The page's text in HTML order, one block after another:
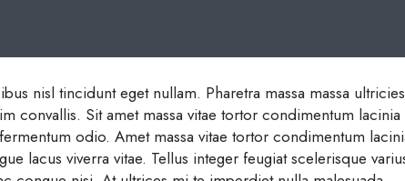
nisl tincidunt eget nullam. Pharetra massa massa
convallis. Sit amet massa vitae tortor condimentum lacinia
odio. Amet massa vitae tortor condimentum
lacus viverra vitae. Tellus integer feugiat scelerisque